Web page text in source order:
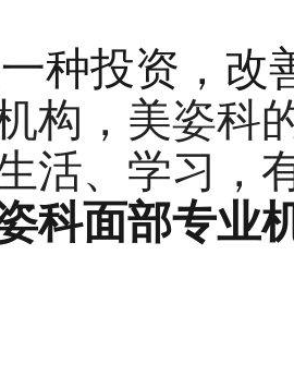
种投资，改
构，美姿科
活、学习，
科面部专业